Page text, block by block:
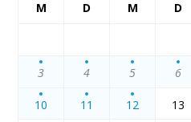
M D M D
3 4 5 6
10 11 12 13